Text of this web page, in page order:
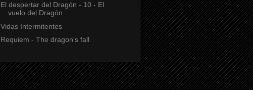
El despertar del Dragón - 10 - El
vuelo del Dragón
Vidas Intermitentes
Requiem - The dragon's fall